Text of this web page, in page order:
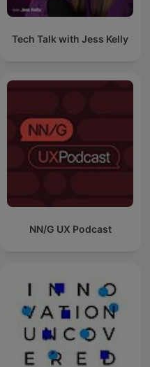
Tech Talk with Jess Kelly
NN/G UX Podcast